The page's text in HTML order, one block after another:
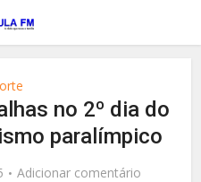
no 2º dia do
paralímpico
Adicionar comentário